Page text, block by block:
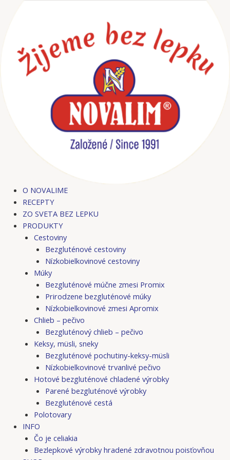
O NOVALIME
RECEPTY
ZO SVETA BEZ LEPKU
PRODUKTY
Cestoviny
Bezgluténové cestoviny
Nízkobielkovinové cestoviny
Múky
Bezgluténové múčne zmesi Promix
Prirodzene bezgluténové múky
Nízkobielkovinové zmesi Apromix
Chlieb – pečivo
Bezgluténový chlieb – pečivo
Keksy, müsli, sneky
Bezgluténové pochutiny-keksy-müsli
Nízkobielkovinové trvanlivé pečivo
Hotové bezgluténové chladené výrobky
Parené bezgluténové výrobky
Bezgluténové cestá
Polotovary
INFO
Čo je celiakia
Bezlepkové výrobky hradené zdravotnou poisťovňou